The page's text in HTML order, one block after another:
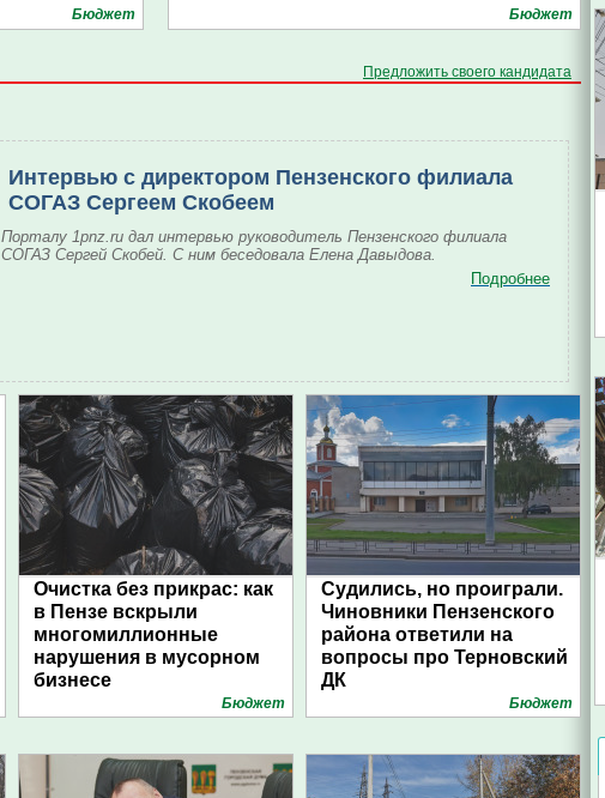
Бюджет Бюджет
Предложить своего кандидата
Интервью с директором Пензенского филиала
СОГАЗ Сергеем Скобеем
Порталу 1pnz.ru дал интервью руководитель Пензенского филиала
СОГАЗ Сергей Скобей. С ним беседовала Елена Давыдова.
Подробнее
Очистка без прикрас: как
в Пензе вскрыли
многомиллионные
нарушения в мусорном
бизнесе
Бюджет
Судились, но проиграли.
Чиновники Пензенского
района ответили на
вопросы про Терновский
ДК
Бюджет